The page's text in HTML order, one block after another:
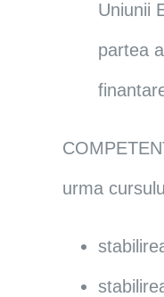
Uniunii
partea
urma